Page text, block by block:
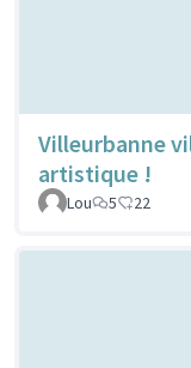
Villeurbanne
artistique !
Lou 5 22